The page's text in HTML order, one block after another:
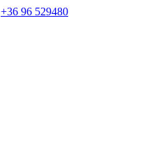
+36 96 529480